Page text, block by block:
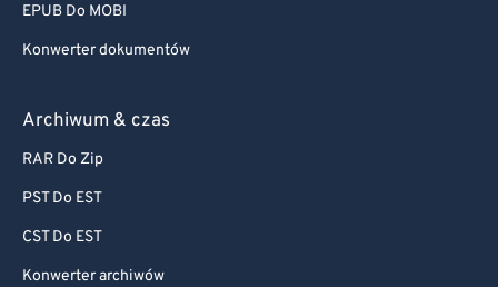
EPUB Do MOBI
Konwerter dokumentów
Archiwum & czas
RAR Do Zip
PST Do EST
CST Do EST
Konwerter archiwów